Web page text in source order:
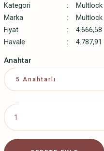
Kategori
Multlock
Marka
Multlock
Fiyat
4.666,58
Havale
Anahtar